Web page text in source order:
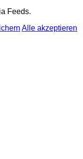
Feeds.
Alle akzeptieren